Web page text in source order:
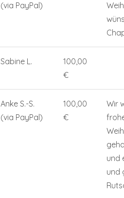
(via PayPal)
Sabine L.
100,00
€
Anke S.-S.
(via PayPal)
100,00
€
Wir
und
und